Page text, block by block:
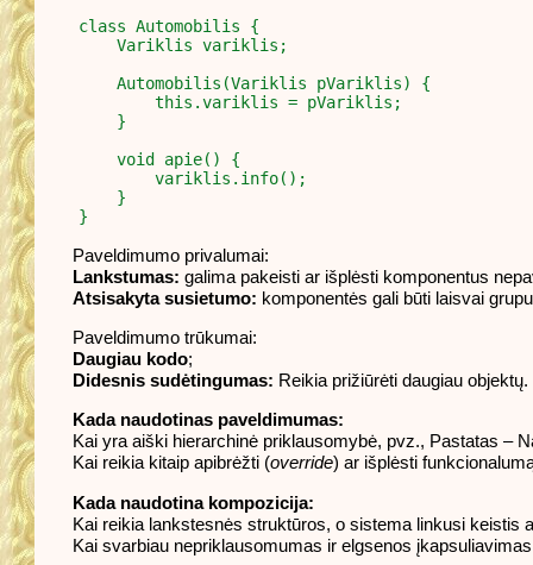
class Automobilis {
    Variklis variklis;
    Automobilis(Variklis pVariklis) {
        this.variklis = pVariklis;
    }
    void apie() {
        variklis.info();
    }
Paveldimumo privalumai:
Lankstumas: galima pakeisti ar išplėsti komponentus
Atsisakyta susietumo: komponentės gali būti laisvai
Paveldimumo trūkumai:
Daugiau kodo;
Didesnis sudėtingumas: Reikia prižiūrėti daugiau objektų.
Kada naudotinas paveldimumas:
Kai yra aiški hierarchinė priklausomybė, pvz., Pastatas –
Kai reikia kitaip apibrėžti (override) ar išplėsti
Kada naudotina kompozicija:
Kai reikia lankstesnės struktūros, o sistema linkusi keistis
Kai svarbiau nepriklausomumas ir elgsenos